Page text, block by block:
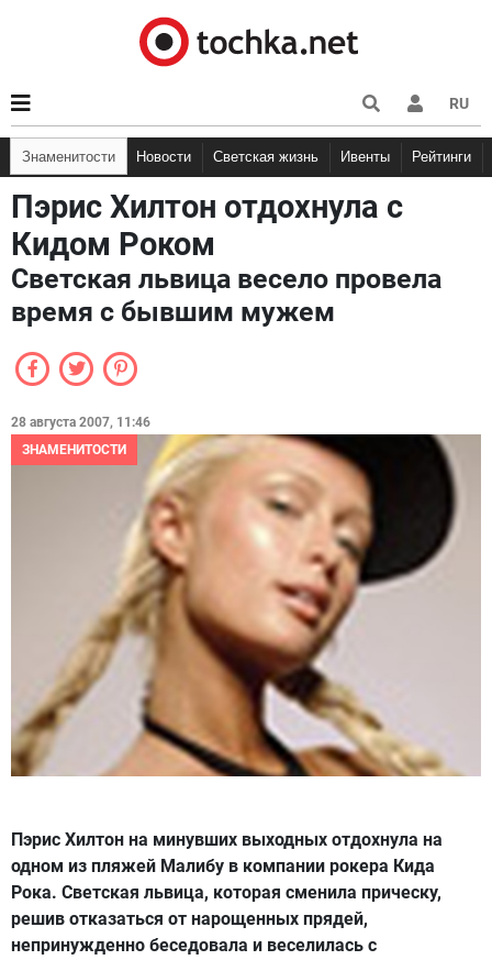
RU
Знаменитости Новости Светская жизнь Ивенты Рейтинги
Пэрис Хилтон отдохнула с
Кидом Роком
Светская львица весело провела
время с бывшим мужем
28 августа 2007, 11:46
ЗНАМЕНИТОСТИ
Пэрис Хилтон на минувших выходных отдохнула на
одном из пляжей Малибу в компании рокера Кида
Рока. Светская львица, которая сменила прическу,
решив отказаться от нарощенных прядей,
непринужденно беседовала и веселилась с